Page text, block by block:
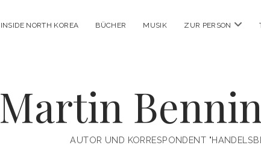
INSIDE NORTH KOREA BÜCHER MUSIK ZUR PERSON Menü
Martin
AUTOR UND KORRESPONDENT